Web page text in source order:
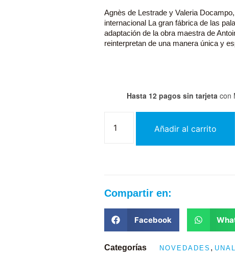
Agnès de Lestrade y Valeria
internacional La gran fábrica de las
adaptación de la obra maestra de
reinterpretan de una manera única y
Hasta 12 pagos sin tarjeta con
Añadir al carrito
Compartir en:
Facebook
Categorías NOVEDADES ,